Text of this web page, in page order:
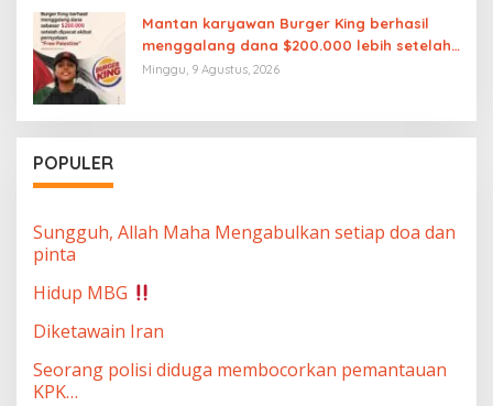
Mantan karyawan Burger King berhasil
menggalang dana $200.000 lebih setelah
dipecat akibat pernyataan “Free
Minggu, 9 Agustus, 2026
POPULER
Sungguh, Allah Maha Mengabulkan setiap doa dan
pinta
Hidup MBG
Diketawain Iran
Seorang polisi diduga membocorkan pemantauan
KPK…